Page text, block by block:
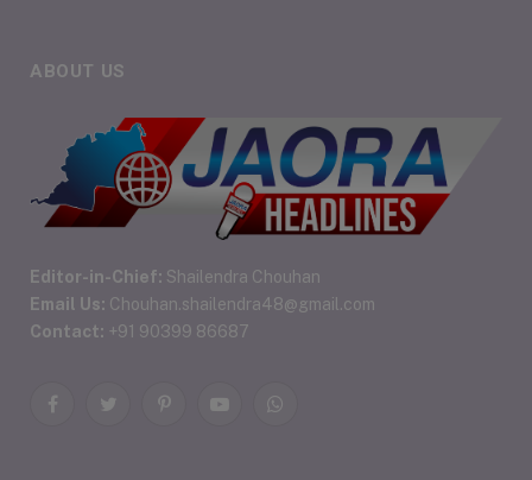
ABOUT US
Editor-in-Chief: Shailendra Chouhan
Email Us: Chouhan.shailendra48@gmail.com
Contact: +91 90399 86687
FacebookTwitterPinterestYouTubeWhatsApp